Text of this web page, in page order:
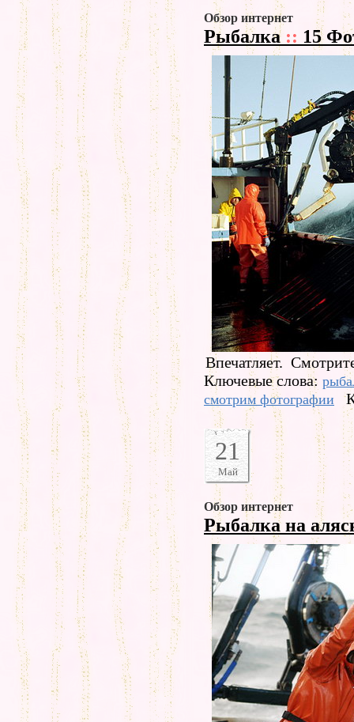
Обзор интернет
Рыбалка :: 15
Впечатляет.
Ключевые слова:
смотрим фотографии
21
Май
Обзор интернет
Рыбалка на